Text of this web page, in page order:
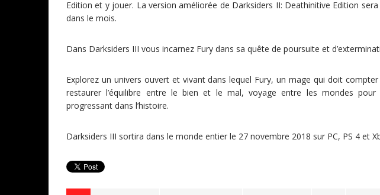
Edition et y jouer. La version améliorée de Darksiders II: Deathinitive Edition
dans le mois.
Dans Darksiders III vous incarnez Fury dans sa quête de poursuite et
Explorez un univers ouvert et vivant dans lequel Fury, un mage qui doit
restaurer l’équilibre entre le bien et le mal, voyage entre les mondes
progressant dans l’histoire.
Darksiders III sortira dans le monde entier le 27 novembre 2018 sur PC, PS 4 et